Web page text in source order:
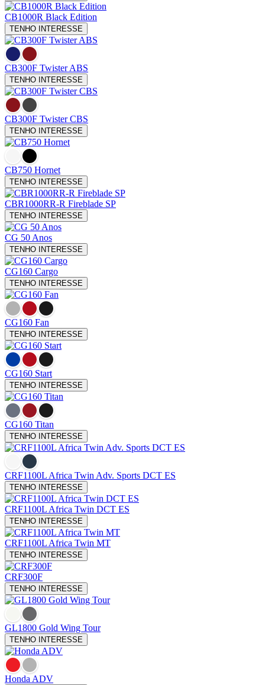
CB1000R Black Edition
TENHO INTERESSE
CB300F TwisterABS
TENHO INTERESSE
CB300F TwisterCBS
TENHO INTERESSE
CB750 Hornet
TENHO INTERESSE
CBR1000RR-R Fireblade SP
TENHO INTERESSE
CG 50 Anos
TENHO INTERESSE
CG160 Cargo
TENHO INTERESSE
CG160 Fan
TENHO INTERESSE
CG160 Start
TENHO INTERESSE
CG160 Titan
TENHO INTERESSE
CRF1100L Africa Twin Adv. Sports DCT ES
TENHO INTERESSE
CRF1100L Africa Twin DCT ES
TENHO INTERESSE
CRF1100L Africa Twin MT
TENHO INTERESSE
CRF300F
TENHO INTERESSE
GL1800 Gold Wing Tour
TENHO INTERESSE
Honda ADV